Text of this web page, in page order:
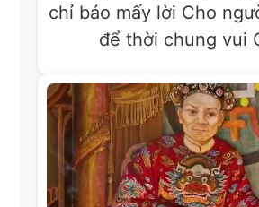
chỉ báo mấy lời Cho
để thời chung vui